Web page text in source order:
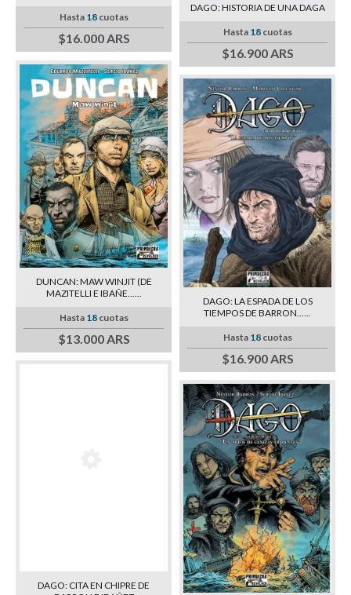
Hasta 18cuotas
$16.000 ARS
DAGO: HISTORIA DE UNA DAGA
Hasta 18cuotas
$16.900 ARS
DUNCAN: MAW WINJIT (DE
MAZITELLI E IBAÑE......
Hasta 18cuotas
$13.000 ARS
DAGO: LA ESPADA DE LOS
TIEMPOS DE BARRON......
Hasta 18cuotas
$16.900 ARS
DAGO: CITA EN CHIPRE DE